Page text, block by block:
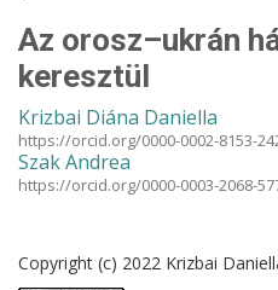
Az orosz–ukrán
keresztül
Krizbai Diána Daniella
https://orcid.org/0000-0002-8153-
Szak Andrea
https://orcid.org/0000-0003-2068-
Copyright (c) 2022 Krizbai